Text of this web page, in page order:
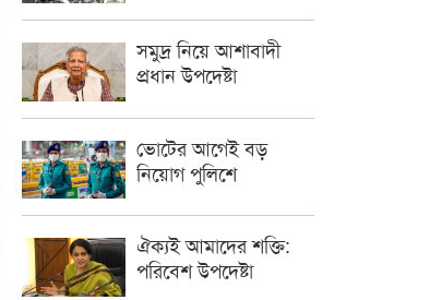
সমুদ্র নিয়ে আশাবাদী
প্রধান উপদেষ্টা
ভোটের আগেই বড়
নিয়োগ পুলিশে
ঐক্যই আমাদের শক্তি:
পরিবেশ উপদেষ্টা